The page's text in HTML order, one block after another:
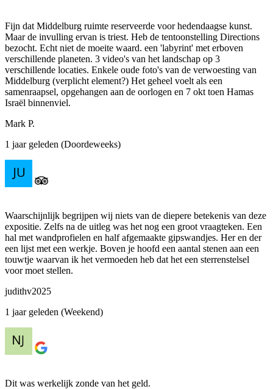
Fijn dat Middelburg ruimte reserveerde voor hedendaagse kunst.
Maar de invulling ervan is triest. Heb de tentoonstelling Directions
bezocht. Echt niet de moeite waard. een 'labyrint' met erboven
verschillende planeten. 3 video's van het landschap op 3
verschillende locaties. Enkele oude foto's van de verwoesting van
Middelburg (verplicht element?) Het geheel voelt als een
samenraapsel, opgehangen aan de oorlogen en 7 okt toen Hamas
Israël binnenviel.
Mark P.
1 jaar geleden (Doordeweeks)
Waarschijnlijk begrijpen wij niets van de diepere betekenis van deze
expositie. Zelfs na de uitleg was het nog een groot vraagteken. Een
hal met wandprofielen en half afgemaakte gipswandjes. Her en der
een lijst met een werkje. Boven je hoofd een aantal stenen aan een
touwtje waarvan ik het vermoeden heb dat het een sterrenstelsel
voor moet stellen.
judithv2025
1 jaar geleden (Weekend)
Dit was werkelijk zonde van het geld.